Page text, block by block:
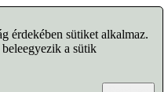
érdekében sütiket alkalmaz.
a sütik